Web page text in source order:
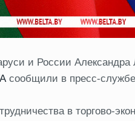
и России
сообщили в пресс-службе
в торгово-